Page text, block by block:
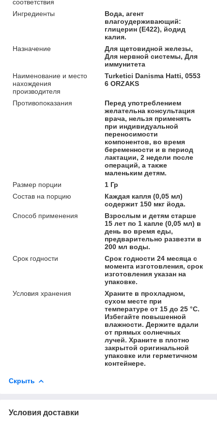
соответствия
Ингредиенты
Вода, агент
влагоудерживающий:
глицерин (Е422), йодид
калия.
Назначение
Для щетовидной железы,
Для нервной системы, Для
иммунитета
Наименование и место
нахождения
производителя
Turketici Danisma Hatti, 0553
6 ORZAKS
Противопоказания
Перед употреблением
желательна консультация
врача, нельзя применять
при индивидуальной
переносимости
компонентов, во время
беременности и в период
лактации, 2 недели после
операций, а также
маленьким детям.
Размер порции
1 Гр
Состав на порцию
Каждая капля (0,05 мл)
содержит 150 мкг йода.
Способ применения
Взрослым и детям старше
15 лет по 1 капле (0,05 мл) в
день во время еды,
предварительно развезти в
200 мл воды.
Срок годности
Срок годности 24 месяца с
момента изготовления, срок
изготовления указан на
упаковке.
Условия хранения
Храните в прохладном,
сухом месте при
температуре от 15 до 25 °С.
Избегайте повышенной
влажности. Держите вдали
от прямых солнечных
лучей. Храните в плотно
закрытой оригинальной
упаковке или герметичном
контейнере.
Скрыть
Условия доставки